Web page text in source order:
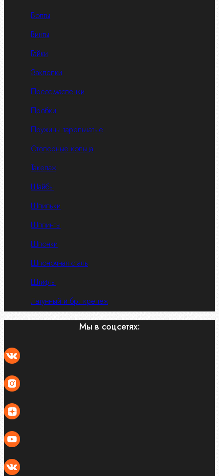
Болты
Винты
Гайки
Заклепки
Пресс-масленки
Пробки
Пружины тарельчатые
Стопорные кольца
Такелаж
Шайбы
Шпильки
Шплинты
Шпонки
Шпоночная сталь
Штифты
Латунный и бр. крепеж
Мы в соцсетях: